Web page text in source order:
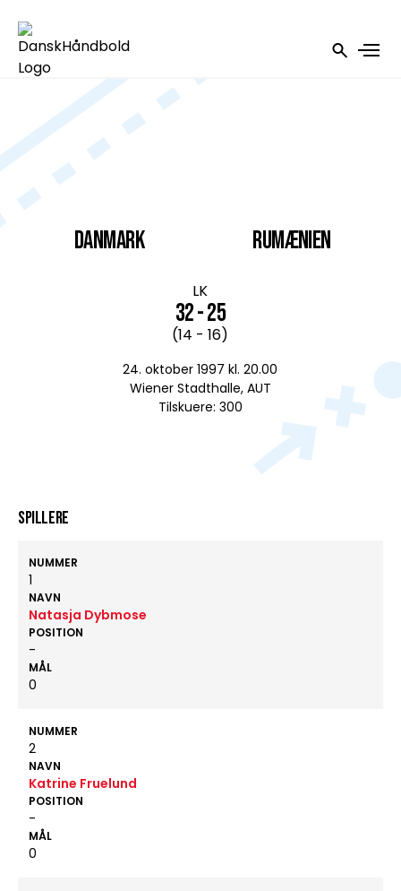
DANMARK
LK
32 - 25
(14 - 16)
24. oktober 1997 kl. 20.00
Wiener Stadthalle, AUT
Tilskuere: 300
Rumænien
Spillere
NUMMER
1
NAVN
Natasja Dybmose
POSITION
-
MÅL
0
NUMMER
2
NAVN
Katrine Fruelund
POSITION
-
MÅL
0